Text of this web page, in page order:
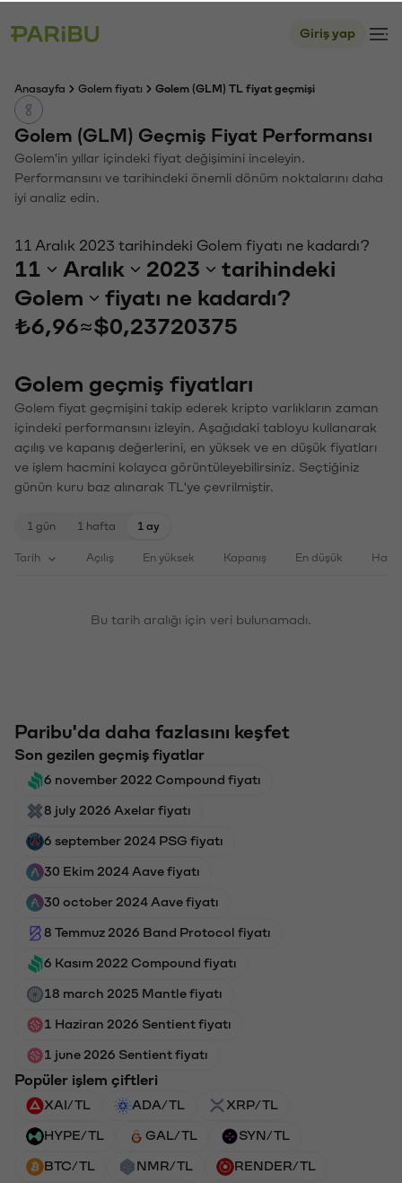
Giriş yap
Anasayfa Golem fiyatı Golem (GLM) TL fiyat geçmişi
Golem (GLM) Geçmiş Fiyat Performansı
Golem'in yıllar içindeki fiyat değişimini inceleyin.
Performansını ve tarihindeki önemli dönüm noktalarını daha
iyi analiz edin.
11 Aralık 2023 tarihindeki Golem fiyatı ne kadardı?
11 Aralık 2023
tarihindeki
Golem
fiyatı ne kadardı?
₺6,96≈$0,23720375
Golem geçmiş fiyatları
Golem fiyat geçmişini takip ederek kripto varlıkların zaman
içindeki performansını izleyin. Aşağıdaki tabloyu kullanarak
açılış ve kapanış değerlerini, en yüksek ve en düşük fiyatları
ve işlem hacmini kolayca görüntüleyebilirsiniz. Seçtiğiniz
günün kuru baz alınarak TL'ye çevrilmiştir.
1 gün 1 hafta 1 ay
Tarih Açılış En yüksek Kapanış En düşük
Bu tarih aralığı için veri bulunamadı.
Paribu'da daha fazlasını keşfet
Son gezilen geçmiş fiyatlar
6 november 2022 Compound fiyatı
8 july 2026 Axelar fiyatı
6 september 2024 PSG fiyatı
30 Ekim 2024 Aave fiyatı
30 october 2024 Aave fiyatı
8 Temmuz 2026 Band Protocol fiyatı
6 Kasım 2022 Compound fiyatı
18 march 2025 Mantle fiyatı
1 Haziran 2026 Sentient fiyatı
1 june 2026 Sentient fiyatı
Popüler işlem çiftleri
XAI/TL ADA/TL XRP/TL
HYPE/TL GAL/TL SYN/TL
BTC/TL NMR/TL RENDER/TL